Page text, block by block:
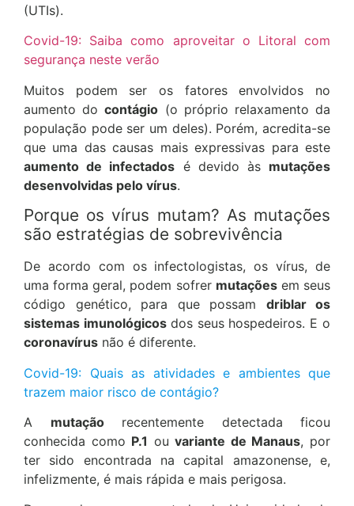
(UTIs).
Covid-19: Saiba como aproveitar o Litoral com
segurança neste verão
Muitos podem ser os fatores envolvidos no
aumento docontágio (o próprio relaxamento da
população pode ser um deles). Porém, acredita-se
que uma das causas mais expressivas para este
aumento de infectados é devido às mutações
desenvolvidas pelo vírus.
Porque os vírus mutam? As mutações
são estratégias de sobrevivência
De acordo com os infectologistas, os vírus, de
uma forma geral, podem sofrer mutaçõesem seus
código genético, para que possam driblar os
sistemas imunológicos dos seus hospedeiros. E o
coronavírus não é diferente.
Covid-19: Quais as atividades e ambientes que
trazem maior risco de contágio?
A mutaçãorecentemente detectada ficou
conhecida como P.1 ouvariante de Manaus, por
ter sido encontrada na capital amazonense, e,
infelizmente, é mais rápida e mais perigosa.